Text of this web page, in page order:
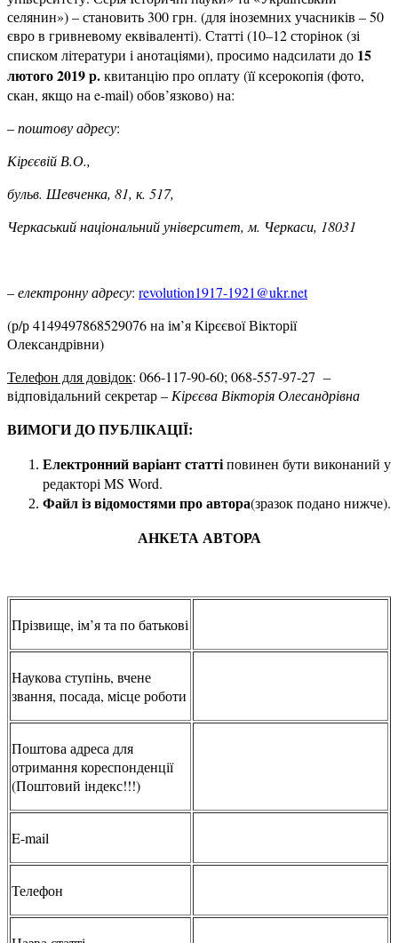
селянин») – становить 300 грн. (для іноземних учасників – 50
євро в гривневому еквіваленті). Статті (10–12 сторінок (зі
списком літератури і анотаціями), просимо надсилати до 15
лютого 2019 р.квитанцію про оплату (її ксерокопія (фото,
скан, якщо на e-mail) обов’язково) на:
–поштову адресу:
Кірєєвій В.О.,
бульв. Шевченка, 81, к. 517,
Черкаський національний університет, м. Черкаси, 18031
–електронну адресу: revolution1917-1921@ukr.net
(р/р 4149497868529076 на ім’я Кірєєвої Вікторії
Олександрівни)
Телефон для довідок: 066-117-90-60; 068-557-97-27 –
відповідальний секретар –Кірєєва Вікторія Олесандрівна
ВИМОГИ ДО ПУБЛІКАЦІЇ:
Електронний варіант статтіповинен бути виконаний у
редакторі MS Word.
Файл із відомостями про автора(зразок подано нижче).
АНКЕТА АВТОРА
Прізвище, ім’я та по батькові
Наукова ступінь, вчене
звання, посада, місце роботи
Поштова адреса для
отримання кореспонденції
(Поштовий індекс!!!)
E-mail
Телефон